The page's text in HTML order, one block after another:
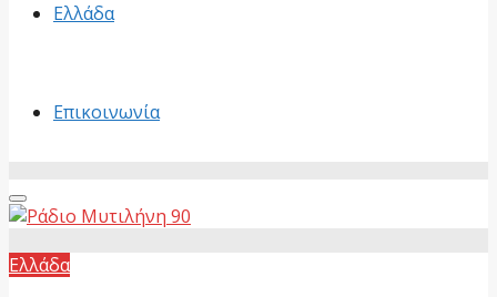
Ελλάδα
Επικοινωνία
Primary
Menu
Ελλάδα